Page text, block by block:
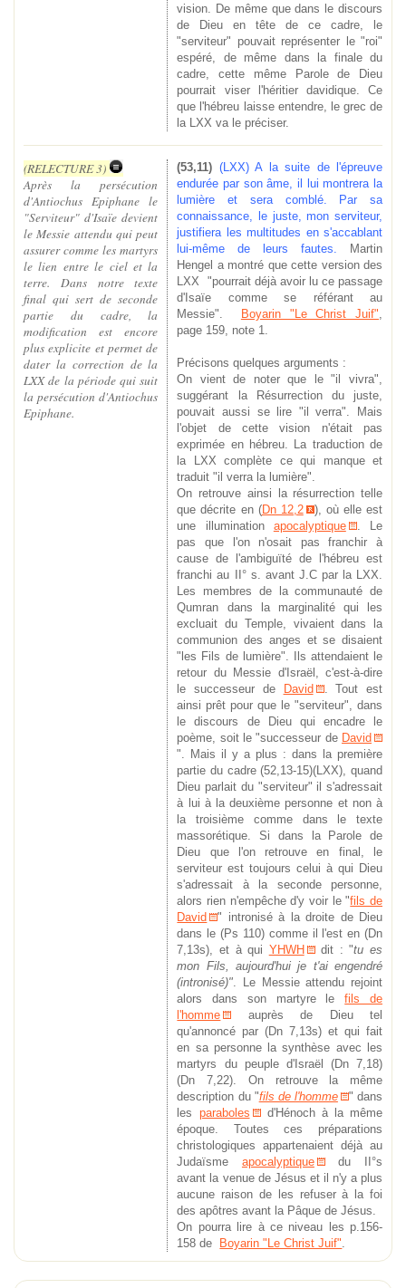
vision. De même que dans le discours
de Dieu en tête de ce cadre, le
"serviteur" pouvait représenter le "roi"
espéré, de même dans la finale du
cadre, cette même Parole de Dieu
pourrait viser l'héritier davidique. Ce
que l'hébreu laisse entendre, le grec de
la LXX va le préciser.
(RELECTURE 3)
Après la persécution
d'Antiochus Epiphane le
"Serviteur" d'Isaïe devient
le Messie attendu qui peut
assurer comme les martyrs
le lien entre le ciel et la
terre. Dans notre texte
final qui sert de seconde
partie du cadre, la
modification est encore
plus explicite et permet de
dater la correction de la
LXX de la période qui suit
la persécution d'Antiochus
Epiphane.
(53,11) (LXX) A la suite de l'épreuve
endurée par son âme, il lui montrera la
lumière et sera comblé. Par sa
connaissance, le juste, mon serviteur,
justifiera les multitudes en s'accablant
lui-même de leurs fautes.
Martin
Hengel a montré que cette version des
LXX "pourrait déjà avoir lu ce passage
d'Isaïe comme se référant au
Messie".
Boyarin "Le Christ Juif",
page 159, note 1.
Précisons quelques arguments :
On vient de noter que le "il vivra",
suggérant la Résurrection du juste,
pouvait aussi se lire "il verra". Mais
l'objet de cette vision n'était pas
exprimée en hébreu. La traduction de
la LXX complète ce qui manque et
traduit "il verra la lumière".
On retrouve ainsi la résurrection telle
que décrite en (Dn 12,2
), où elle est
une illumination apocalyptique
. Le
pas que l'on n'osait pas franchir à
cause de l'ambiguïté de l'hébreu est
franchi au II° s. avant J.C par la LXX.
Les membres de la communauté de
Qumran dans la marginalité qui les
excluait du Temple, vivaient dans la
communion des anges et se disaient
"les Fils de lumière". Ils attendaient le
retour du Messie d'Israël, c'est-à-dire
le successeur de
David
. Tout est
ainsi prêt pour que le "serviteur", dans
le discours de Dieu qui encadre le
poème, soit le "successeur de David
". Mais il y a plus : dans la première
partie du cadre (52,13-15)(LXX), quand
Dieu parlait du "serviteur" il s'adressait
à lui à la deuxième personne et non à
la troisième comme dans le texte
massorétique. Si dans la Parole de
Dieu que l'on retrouve en final, le
serviteur est toujours celui à qui Dieu
s'adressait à la seconde personne,
alors rien n'empêche d'y voir le "fils de
David
" intronisé à la droite de Dieu
dans le (Ps 110) comme il l'est en (Dn
7,13s), et à qui YHWH dit : "tu es
mon Fils, aujourd'hui je t'ai engendré
(intronisé)". Le Messie attendu rejoint
alors dans son martyre lefils de
l'homme
auprès de Dieu tel
qu'annoncé par (Dn 7,13s) et qui fait
en sa personne la synthèse avec les
martyrs du peuple d'Israël (Dn 7,18)
(Dn 7,22). On retrouve la même
description du "fils de l'homme
" dans
les paraboles
d'Hénoch à la même
époque. Toutes ces préparations
christologiques appartenaient déjà au
Judaïsme apocalyptique
du II°s
avant la venue de Jésus et il n'y a plus
aucune raison de les refuser à la foi
des apôtres avant la Pâque de Jésus.
On pourra lire à ce niveau les p.156-
158 de
Boyarin "Le Christ Juif".